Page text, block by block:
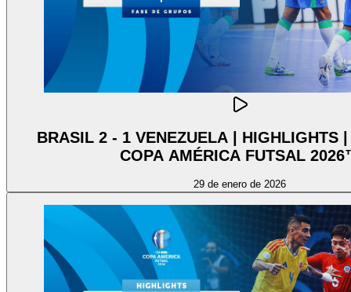
BRASIL 2 - 1 VENEZUELA | HIGHLIGHTS
COPA AMÉRICA FUTSAL
29 de enero de 2026